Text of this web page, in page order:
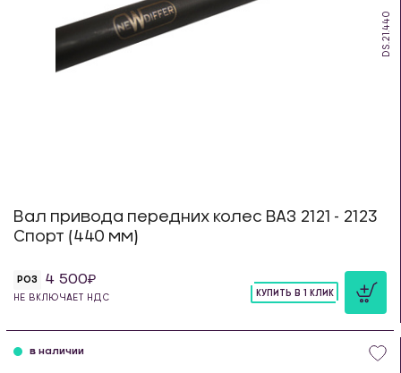
DS.21.440
Вал привода передних колес ВАЗ 2121 - 2123
Спорт (440 мм)
РОЗ 4 500
НЕ ВКЛЮЧАЕТ НДС
КУПИТЬ В 1 КЛИК
в наличии